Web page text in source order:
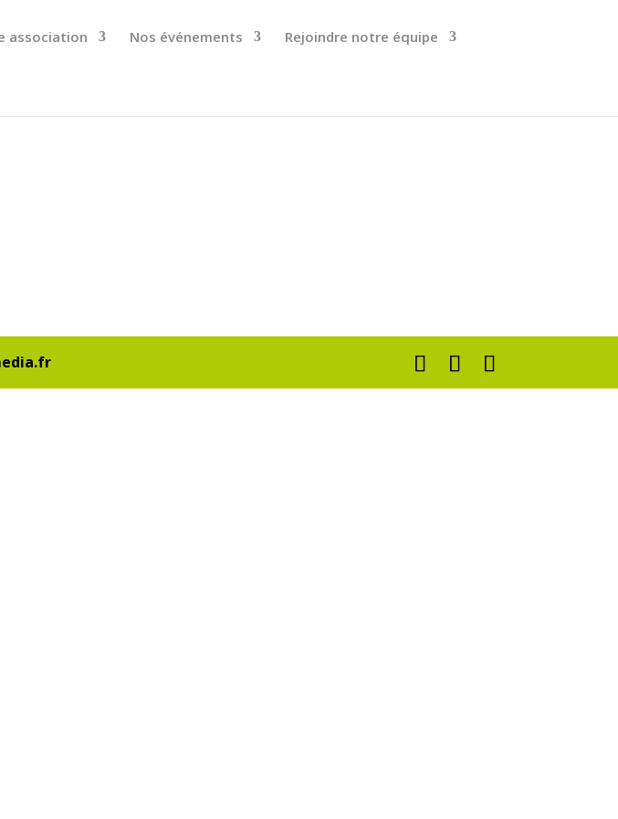
association Nos événements Rejoindre notre équipe